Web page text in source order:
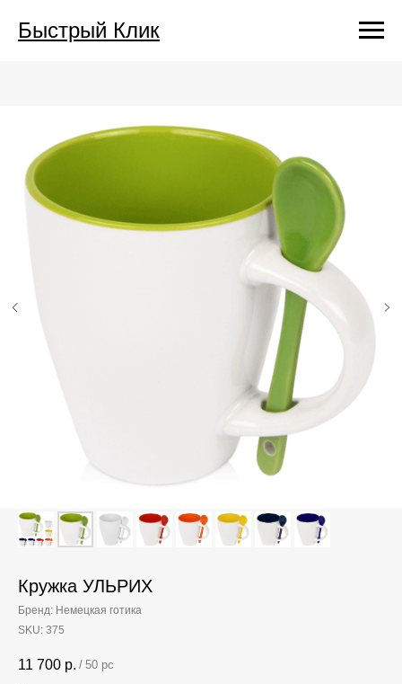
Быстрый Клик
Кружка УЛЬРИХ
Бренд: Немецкая готика
SKU: 375
11 700 р. / 50 pc